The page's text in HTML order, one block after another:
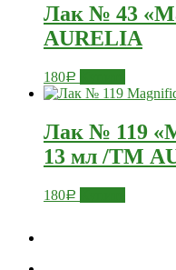
Лак № 43
AURELIA
180Р
Лак № 119
13 мл /ТМ
180Р